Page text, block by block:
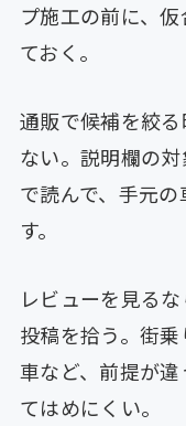
プ施工の前に、
ておく。
通販で候補を絞
ない。説明欄の
で読んで、手元
す。
レビューを見る
投稿を拾う。街
車など、前提が
てはめにくい。